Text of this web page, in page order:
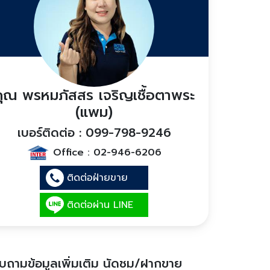
พรหมภัสสร เจริญเชื้อตาพระ
(แพม)
เบอร์ติดต่อ : 099-798-9246
Office : 02-946-6206
ติดต่อฝ่ายขาย
ติดต่อผ่าน LINE
ถามข้อมูลเพิ่มเติม นัดชม/ฝากขาย